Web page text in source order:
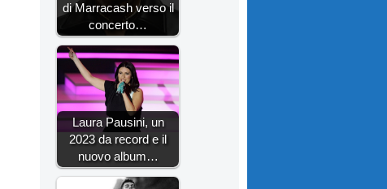
di Marracash verso il
concerto…
Laura Pausini, un
2023 da record e il
nuovo album…